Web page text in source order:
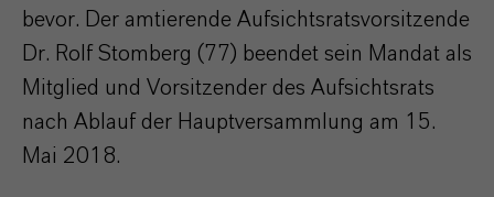
bevor. Der amtierende Aufsichtsratsvorsitzende
Dr. Rolf Stomberg (77) beendet sein Mandat als
Mitglied und Vorsitzender des Aufsichtsrats
nach Ablauf der Hauptversammlung am 15.
Mai 2018.